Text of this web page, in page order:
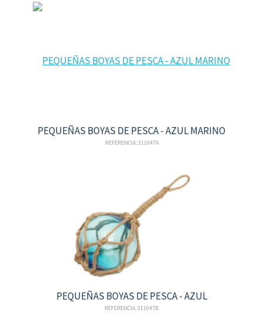
PEQUEÑAS BOYAS DE PESCA - AZUL MARINO
REFERENCIA: 311047A
PEQUEÑAS BOYAS DE PESCA - AZUL
REFERENCIA: 311047B